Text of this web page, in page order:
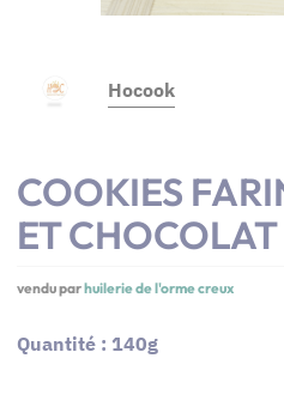
Hocook
COOKIES
ET CHOCOLAT
vendu parhuilerie de l'orme creux
Quantité : 140g